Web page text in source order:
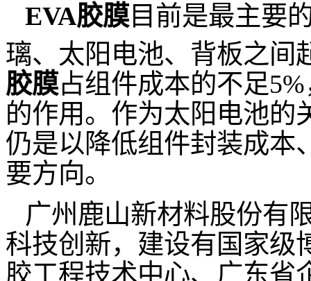
EVA胶膜 目前是最主要
璃、太阳电池、背板之间
胶膜占组件成本的不足5%
的作用。作为太阳电池的
仍是以降低组件封装成本
要方向。
广州鹿山新材料股份有
科技创新，建设有国家级
胶工程技术中心、广东省